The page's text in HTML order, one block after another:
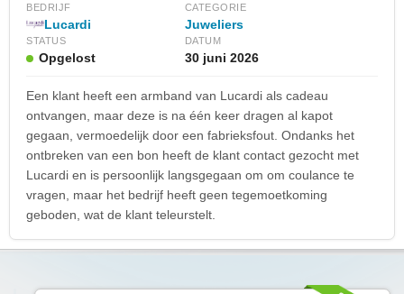
BEDRIJF
Lucardi
CATEGORIE
Juweliers
STATUS
Opgelost
DATUM
30 juni 2026
Een klant heeft een armband van Lucardi als cadeau
ontvangen, maar deze is na één keer dragen al kapot
gegaan, vermoedelijk door een fabrieksfout. Ondanks het
ontbreken van een bon heeft de klant contact gezocht met
Lucardi en is persoonlijk langsgegaan om om coulance te
vragen, maar het bedrijf heeft geen tegemoetkoming
geboden, wat de klant teleurstelt.